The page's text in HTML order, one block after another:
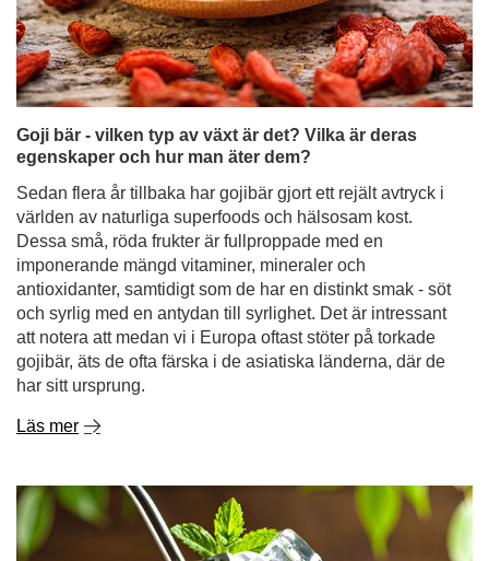
Sedan flera år tillbaka har gojibär gjort ett rejält avtryck i
världen av naturliga superfoods och hälsosam kost.
Dessa små, röda frukter är fullproppade med en
imponerande mängd vitaminer, mineraler och
och syrlig med en antydan till syrlighet. Det är intressant
att notera att medan vi i Europa oftast stöter på torkade
gojibär, äts de ofta färska i de asiatiska länderna, där de
har sitt ursprung.
Läs mer